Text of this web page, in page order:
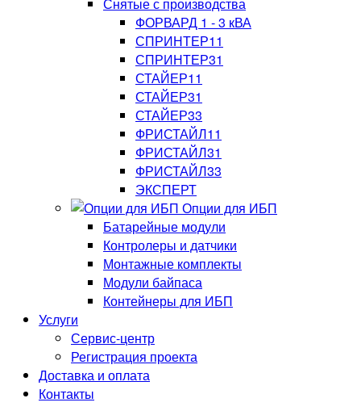
ФОРВАРД 1 - 3 кВА
СПРИНТЕР11
СПРИНТЕР31
СТАЙЕР11
СТАЙЕР31
СТАЙЕР33
ФРИСТАЙЛ11
ФРИСТАЙЛ31
ФРИСТАЙЛ33
ЭКСПЕРТ
Опции для ИБП
Батарейные модули
Контролеры и датчики
Монтажные комплекты
Модули байпаса
Контейнеры для ИБП
Услуги
Сервис-центр
Регистрация проекта
Доставка и оплата
Контакты